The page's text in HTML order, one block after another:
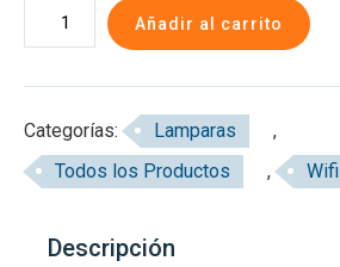
Lámpara
Led
GU10
RGBW
cantidad
Añadir al carrito
Categorías: Lamparas
,
Todos los Productos
, Wifi
Descripción